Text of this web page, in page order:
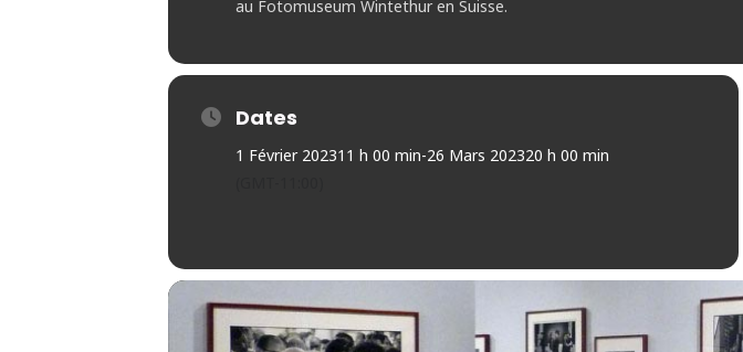
au Fotomuseum Wintethur en Suisse.
Dates
1 Février 202311 h 00 min-26 Mars 202320 h 00 min